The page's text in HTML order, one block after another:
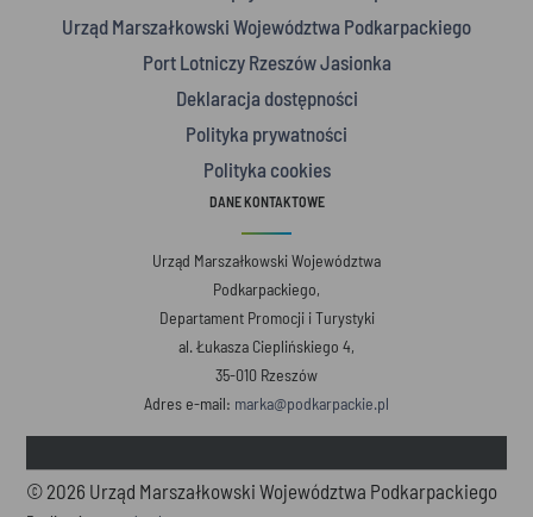
Urząd Marszałkowski Województwa Podkarpackiego
Port Lotniczy Rzeszów Jasionka
Deklaracja dostępności
Polityka prywatności
Polityka cookies
DANE KONTAKTOWE
Urząd Marszałkowski Województwa
Podkarpackiego,
Departament Promocji i Turystyki
al. Łukasza Cieplińskiego 4,
35-010 Rzeszów
Adres e-mail: marka@podkarpackie.pl
© 2026 Urząd Marszałkowski Województwa Podkarpackiego